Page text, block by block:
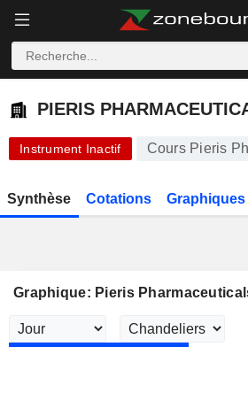
PIERIS PHARMACEUTICALS
PIERIS
Instrument Inactif Cours Pieris
Synthèse Cotations Graphiques
Graphique: Pieris